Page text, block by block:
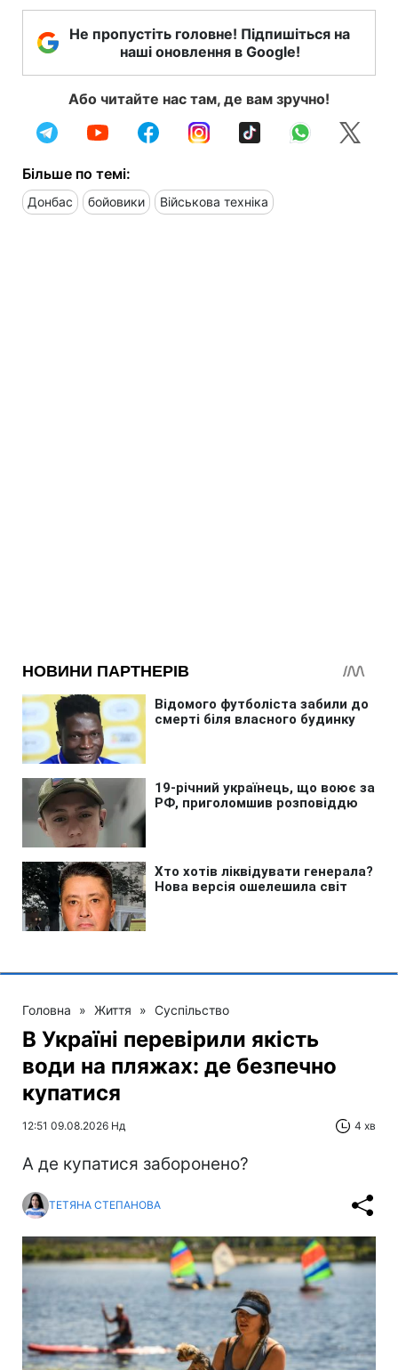
Не пропустіть головне! Підпишіться на
наші оновлення в Google!
Або читайте нас там, де вам зручно!
Більше по темі:
Донбас бойовики Військова техніка
Головна » Життя » Суспільство
В Україні перевірили якість
води на пляжах: де безпечно
купатися
12:51 09.08.2026 Нд 4 хв
А де купатися заборонено?
ТЕТЯНА СТЕПАНОВА